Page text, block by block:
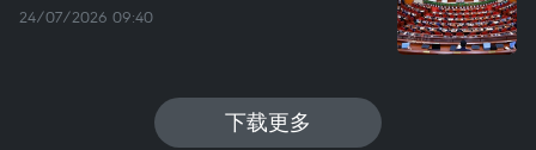
24/07/2026 09:40
下载更多